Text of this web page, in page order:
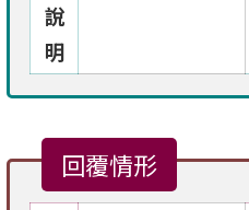
說
明
回覆情形